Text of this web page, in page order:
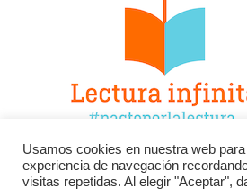
Facebook Twitter
Usamos cookies en nuestra web
experiencia de navegación
visitas repetidas. Al elegir "Aceptar",